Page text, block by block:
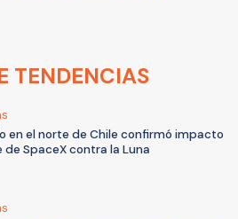
TENDENCIAS
en el norte de Chile confirmó impacto
SpaceX contra la Luna